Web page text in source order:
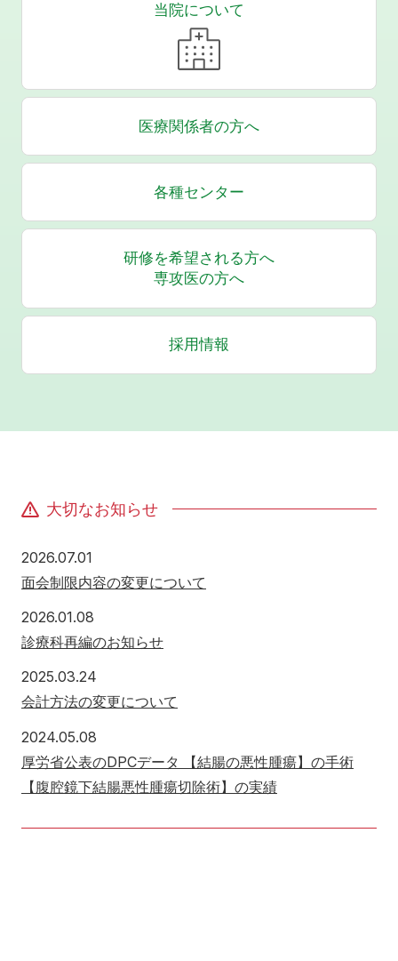
当院について
医療関係者の方へ
各種センター
研修を希望される方へ
専攻医の方へ
採用情報
大切なお知らせ
2026.07.01
面会制限内容の変更について
2026.01.08
診療科再編のお知らせ
2025.03.24
会計方法の変更について
2024.05.08
厚労省公表のDPCデータ 【結腸の悪性腫瘍】の手術
【腹腔鏡下結腸悪性腫瘍切除術】の実績